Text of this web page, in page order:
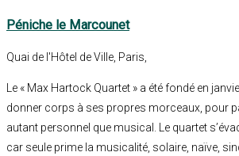
Péniche le Marcounet
Quai de l'Hôtel de Ville, Paris,
Le « Max Hartock Quartet » a été fondé en
donner corps à ses propres morceaux, pour
autant personnel que musical. Le quartet
car seule prime la musicalité, solaire, naïve,